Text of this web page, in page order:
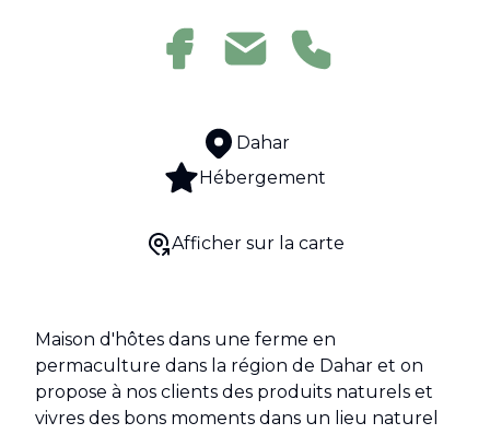
Dahar
Hébergement
Afficher sur la carte
Maison d'hôtes dans une ferme en
permaculture dans la région de Dahar et on
propose à nos clients des produits naturels et
vivres des bons moments dans un lieu naturel